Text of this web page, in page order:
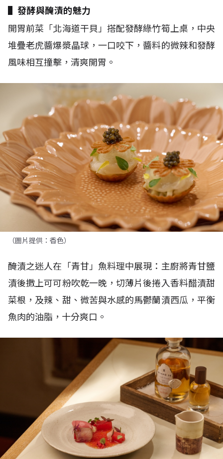
▌發酵與醃漬的魅力
開胃前菜「北海道干貝」搭配發酵綠竹筍上桌，中央
堆疊老虎醬爆漿晶球，一口咬下，醬料的微辣和發酵
風味相互撞擊，清爽開胃。
（圖片提供：香色）
醃漬之迷人在「青甘」魚料理中展現：主廚將青甘鹽
漬後撒上可可粉吹乾一晚，切薄片後捲入香料醋漬甜
菜根，及辣、甜、微苦與水感的馬鬱蘭漬西瓜，平衡
魚肉的油脂，十分爽口。